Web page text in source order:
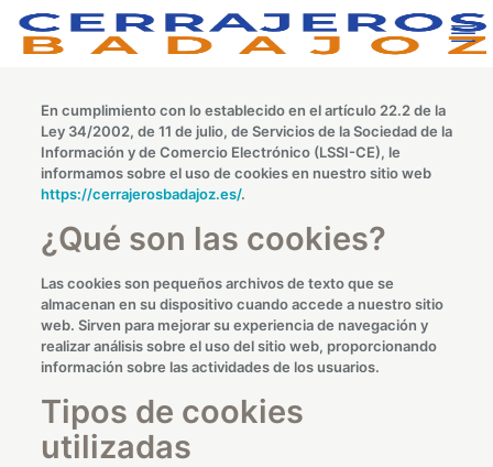
En cumplimiento con lo establecido en el artículo 22.2 de la
Ley 34/2002, de 11 de julio, de Servicios de la Sociedad de la
Información y de Comercio Electrónico (LSSI-CE), le
informamos sobre el uso de cookies en nuestro sitio web
https://cerrajerosbadajoz.es/.
¿Qué son las cookies?
Las cookies son pequeños archivos de texto que se
almacenan en su dispositivo cuando accede a nuestro sitio
web. Sirven para mejorar su experiencia de navegación y
realizar análisis sobre el uso del sitio web, proporcionando
información sobre las actividades de los usuarios.
Tipos de cookies
utilizadas